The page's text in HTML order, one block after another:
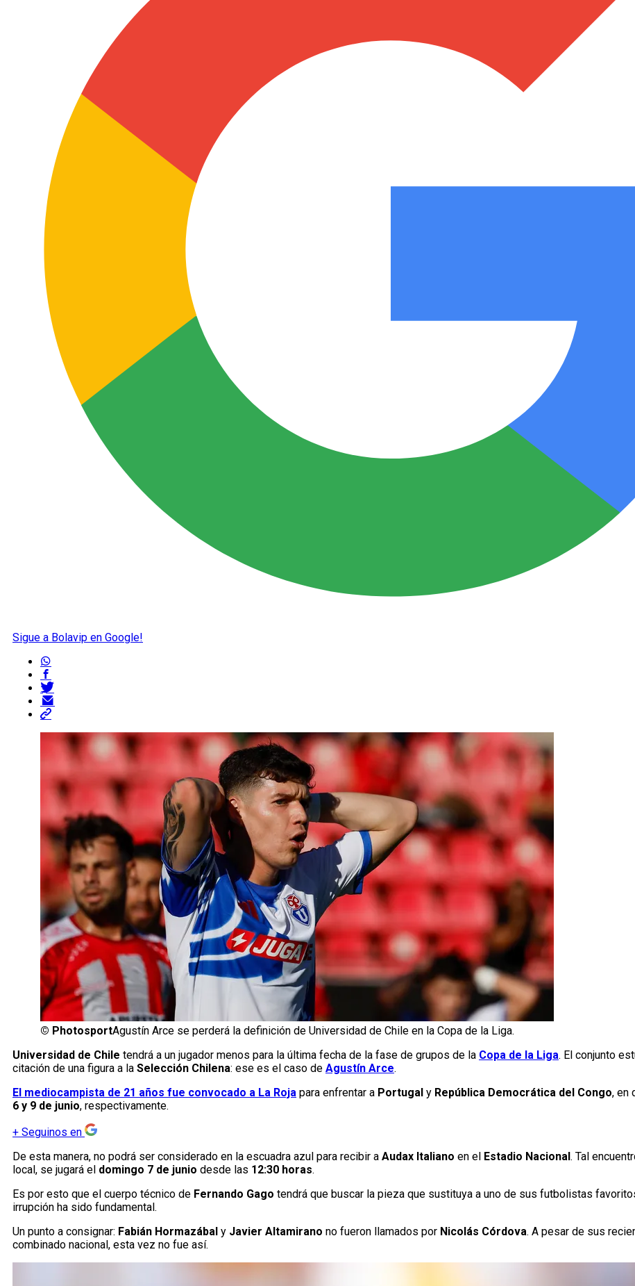
Sigue a Bolavip en Google!
© PhotosportAgustín Arce se perderá la definición de Universidad de Chile en la Copa de la Liga.
Universidad de Chile tendrá a un jugador menos para la última fecha de la fase de grupos de la Copa de la Liga. El conjunto
citación de una figura a la Selección Chilena: ese es el caso de Agustín Arce.
El mediocampista de 21 años fue convocado a La Roja para enfrentar a Portugal y República Democrática del Congo, en
6 y 9 de junio, respectivamente.
+ Seguinos en
De esta manera, no podrá ser considerado en la escuadra azul para recibir a Audax Italiano en el Estadio Nacional . Tal
local, se jugará el domingo 7 de junio desde las 12:30 horas.
Es por esto que el cuerpo técnico de Fernando Gago tendrá que buscar la pieza que sustituya a uno de sus futbolistas
irrupción ha sido fundamental.
Un punto a consignar: Fabián Hormazábal y Javier Altamirano no fueron llamados por Nicolás Córdova. A pesar de sus
combinado nacional, esta vez no fue así.